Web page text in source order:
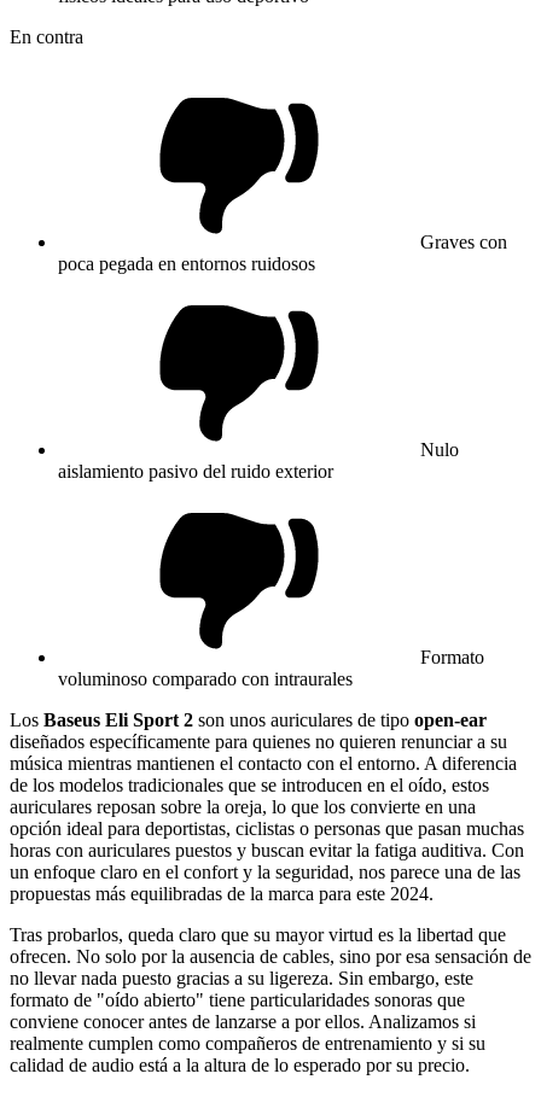
En contra
Graves con
poca pegada en entornos ruidosos
Nulo
aislamiento pasivo del ruido exterior
Formato
voluminoso comparado con intraurales
Los Baseus Eli Sport 2 son unos auriculares de tipo open-ear
diseñados específicamente para quienes no quieren renunciar a su
música mientras mantienen el contacto con el entorno. A diferencia
de los modelos tradicionales que se introducen en el oído, estos
auriculares reposan sobre la oreja, lo que los convierte en una
opción ideal para deportistas, ciclistas o personas que pasan muchas
horas con auriculares puestos y buscan evitar la fatiga auditiva. Con
un enfoque claro en el confort y la seguridad, nos parece una de las
propuestas más equilibradas de la marca para este 2024.
Tras probarlos, queda claro que su mayor virtud es la libertad que
ofrecen. No solo por la ausencia de cables, sino por esa sensación de
no llevar nada puesto gracias a su ligereza. Sin embargo, este
formato de "oído abierto" tiene particularidades sonoras que
conviene conocer antes de lanzarse a por ellos. Analizamos si
realmente cumplen como compañeros de entrenamiento y si su
calidad de audio está a la altura de lo esperado por su precio.